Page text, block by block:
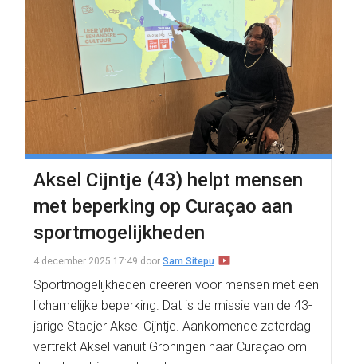
Aksel Cijntje (43) helpt mensen
met beperking op Curaçao aan
sportmogelijkheden
4 december 2025 17:49 door Sam Sitepu
Sportmogelijkheden creëren voor mensen met een
lichamelijke beperking. Dat is de missie van de 43-
jarige Stadjer Aksel Cijntje. Aankomende zaterdag
vertrekt Aksel vanuit Groningen naar Curaçao om